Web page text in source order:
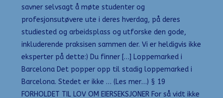
savner selvsagt å møte studenter og
profesjonsutøvere ute i deres hverdag, på deres
studiested og arbeidsplass og utforske den gode,
inkluderende praksisen sammen der. Vi er heldigvis ikke
eksperter på dette:) Du finner […] Loppemarked i
Barcelona Det popper opp til stadig loppemarked i
Barcelona. Stedet er ikke … (Les mer…) § 19
FORHOLDET TIL LOV OM EIERSEKSJONER For så vidt ikke